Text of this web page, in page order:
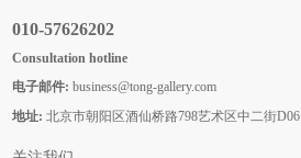
010-57626202
Consultation hotline
电子邮件: business@tong-gallery.com
地址: 北京市朝阳区酒仙桥路798艺术区中二街D06